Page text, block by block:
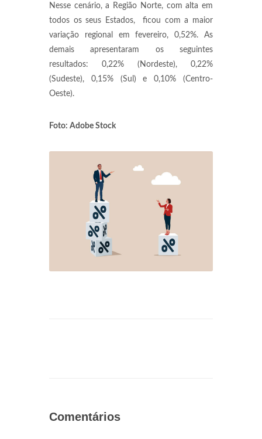
Nesse cenário, a Região Norte, com alta em
todos os seus Estados, ficou com a maior
variação regional em fevereiro, 0,52%. As
demais apresentaram os seguintes
resultados: 0,22% (Nordeste), 0,22%
(Sudeste), 0,15% (Sul) e 0,10% (Centro-
Oeste).
Foto: Adobe Stock
Comentários